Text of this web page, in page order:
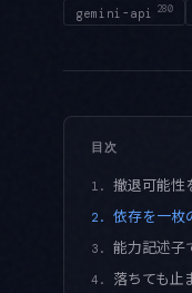
gemini-api 280
目次
1. 撤退可能性
2. 依存を一枚
3. 能力記述子
4. 落ちても